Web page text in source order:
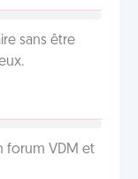
sans être
forum VDM et